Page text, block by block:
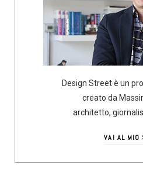
Design Street è un
creato da
architetto,
VAI AL MIO